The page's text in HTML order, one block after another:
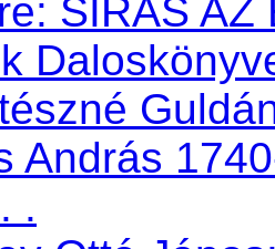
SÍRÁS AZ
András
.